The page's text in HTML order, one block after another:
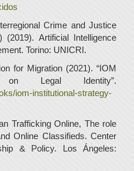
Crime and Justice
(2019). Artificial Intelligence
Torino: UNICRI.
for Migration (2021). “IOM
on Legal Identity”.
iom-institutional-strategy-
Trafficking Online, The role
Online Classifieds. Center
& Policy. Los Ángeles: